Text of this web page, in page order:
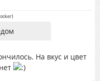
)
На вкус и цвет